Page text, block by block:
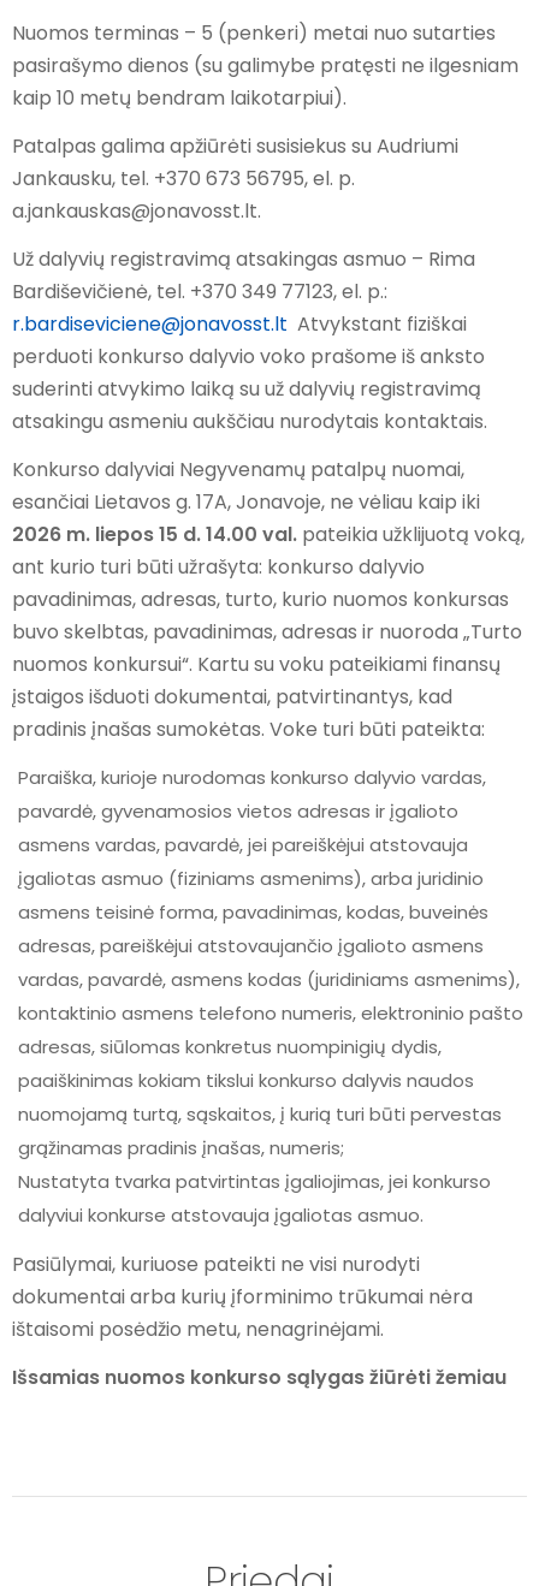
Nuomos terminas – 5 (penkeri) metai nuo sutarties
pasirašymo dienos (su galimybe pratęsti ne ilgesniam
kaip 10 metų bendram laikotarpiui).
Patalpas galima apžiūrėti susisiekus su Audriumi
Jankausku, tel. +370 673 56795, el. p.
a.jankauskas@jonavosst.lt.
Už dalyvių registravimą atsakingas asmuo – Rima
Bardiševičienė, tel. +370 349 77123, el. p.:
r.bardiseviciene@jonavosst.lt Atvykstant fiziškai
perduoti konkurso dalyvio voko prašome iš anksto
suderinti atvykimo laiką su už dalyvių registravimą
atsakingu asmeniu aukščiau nurodytais kontaktais.
Konkurso dalyviai Negyvenamų patalpų nuomai,
esančiai Lietavos g. 17A, Jonavoje, ne vėliau kaip iki
2026 m. liepos 15 d. 14.00 val. pateikia užklijuotą voką,
ant kurio turi būti užrašyta: konkurso dalyvio
pavadinimas, adresas, turto, kurio nuomos konkursas
buvo skelbtas, pavadinimas, adresas ir nuoroda „Turto
nuomos konkursui“. Kartu su voku pateikiami finansų
įstaigos išduoti dokumentai, patvirtinantys, kad
pradinis įnašas sumokėtas. Voke turi būti pateikta:
Paraiška, kurioje nurodomas konkurso dalyvio vardas,
pavardė, gyvenamosios vietos adresas ir įgalioto
asmens vardas, pavardė, jei pareiškėjui atstovauja
įgaliotas asmuo (fiziniams asmenims), arba juridinio
asmens teisinė forma, pavadinimas, kodas, buveinės
adresas, pareiškėjui atstovaujančio įgalioto asmens
vardas, pavardė, asmens kodas (juridiniams asmenims),
kontaktinio asmens telefono numeris, elektroninio pašto
adresas, siūlomas konkretus nuompinigių dydis,
paaiškinimas kokiam tikslui konkurso dalyvis naudos
nuomojamą turtą, sąskaitos, į kurią turi būti pervestas
grąžinamas pradinis įnašas, numeris;
Nustatyta tvarka patvirtintas įgaliojimas, jei konkurso
dalyviui konkurse atstovauja įgaliotas asmuo.
Pasiūlymai, kuriuose pateikti ne visi nurodyti
dokumentai arba kurių įforminimo trūkumai nėra
ištaisomi posėdžio metu, nenagrinėjami.
Išsamias nuomos konkurso sąlygas žiūrėti žemiau